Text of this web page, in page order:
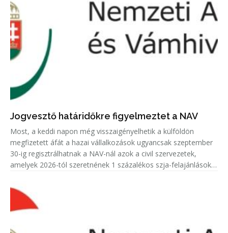
Jogvesztő határidőkre figyelmeztet a NAV
Most, a keddi napon még visszaigényelhetik a külföldön
megfizetett áfát a hazai vállalkozások ugyancsak szeptember
30-ig regisztrálhatnak a NAV-nál azok a civil szervezetek,
amelyek 2026-tól szeretnének 1 százalékos szja-felajánlásokat